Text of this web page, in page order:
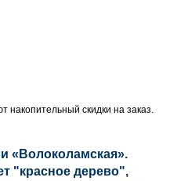
накопительный скидки на заказ.
«Волоколамская».
"красное дерево",